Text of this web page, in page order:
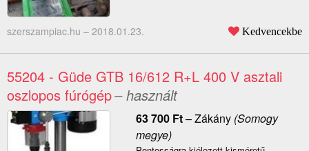
szerszampiac.hu – 2018.01.23. Kedvencekbe
55204 - Güde GTB 16/612 R+L 400 V asztali
oszlopos fúrógép– használt
63 700 Ft–Zákány(Somogy
megye)